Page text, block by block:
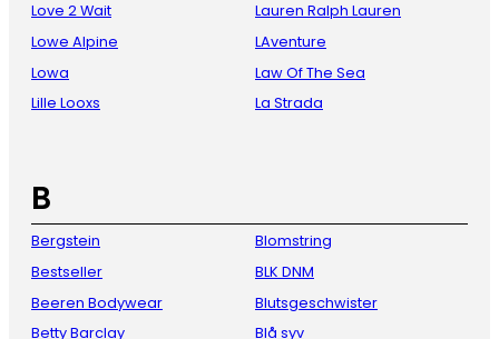
Love 2 Wait
Lowe Alpine
Lowa
Lille Looxs
Lauren Ralph Lauren
LAventure
Law Of The Sea
La Strada
B
Bergstein
Bestseller
Beeren Bodywear
Betty Barclay
Blomstring
BLK DNM
Blutsgeschwister
Blå syv